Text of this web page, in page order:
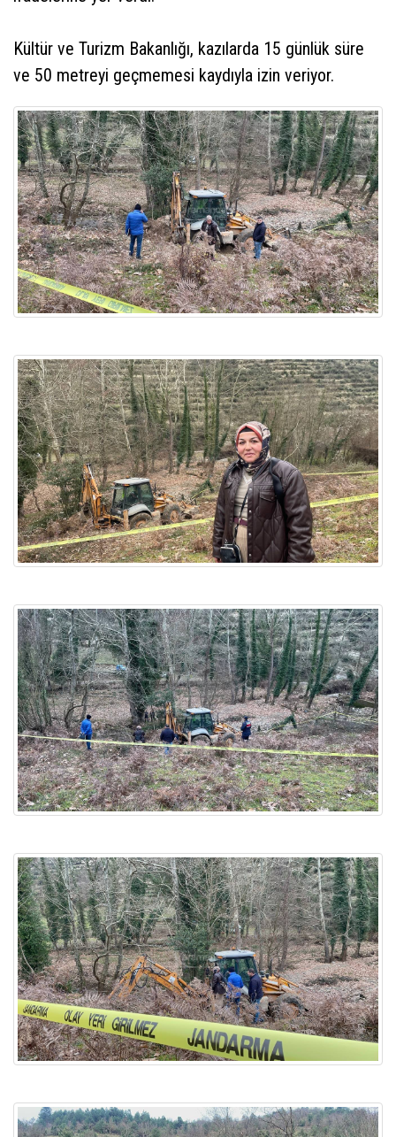
Kültür ve Turizm Bakanlığı, kazılarda 15 günlük süre
ve 50 metreyi geçmemesi kaydıyla izin veriyor.